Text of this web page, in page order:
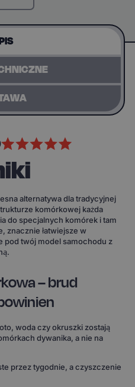
alternatywa dla tradycyjnej
komórkowej każda
do specjalnych komórek i tam
znacznie łatwiejsze w
pod twój model samochodu z
– brud
woda czy okruszki zostają
dywanika, a nie na
przez tygodnie, a czyszczenie